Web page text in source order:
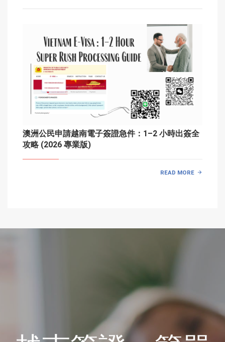
澳洲公民申請越南電子簽證急件：1–2 小時出簽全
攻略 (2026 專業版)
READ MORE